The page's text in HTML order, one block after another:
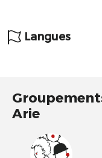
Langues
Arie